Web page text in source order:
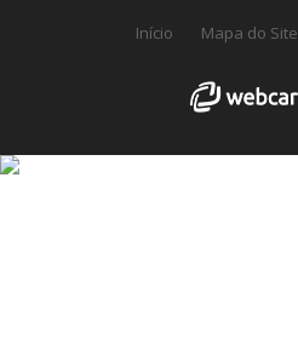
Início Mapa do Site